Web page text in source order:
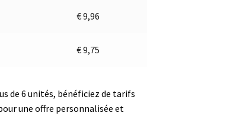
€9,96
€9,75
de 6 unités, bénéficiez de tarifs
une offre personnalisée et